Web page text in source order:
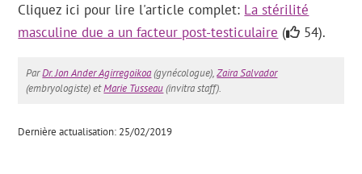
Cliquez ici pour lire l'article complet: La stérilité
masculine due a un facteur post-testiculaire ( 54).
ParDr. Jon Ander Agirregoikoa(gynécologue),Zaira Salvador
(embryologiste) etMarie Tusseau(invitra staff).
Dernière actualisation: 25/02/2019